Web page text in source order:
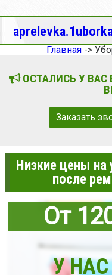
Главная->
ОСТАЛИСЬ У ВАС
Заказать
Низкие цены на
после
От
У